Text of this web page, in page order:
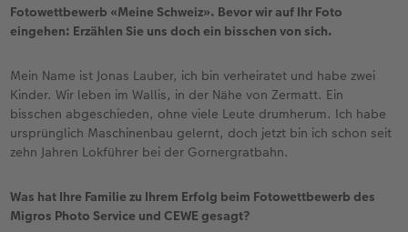
Fotowettbewerb «Meine Schweiz». Bevor wir auf Ihr Foto
eingehen: Erzählen Sie uns doch ein bisschen von sich.
Mein Name ist Jonas Lauber, ich bin verheiratet und habe zwei
Kinder. Wir leben im Wallis, in der Nähe von Zermatt. Ein
bisschen abgeschieden, ohne viele Leute drumherum. Ich habe
ursprünglich Maschinenbau gelernt, doch jetzt bin ich schon seit
zehn Jahren Lokführer bei der Gornergratbahn.
Was hat Ihre Familie zu Ihrem Erfolg beim Fotowettbewerb des
Migros Photo Service und CEWE gesagt?